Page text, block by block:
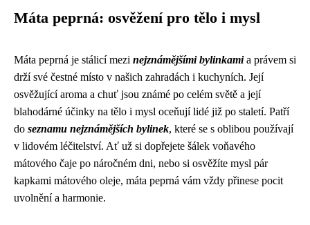
Máta peprná: osvěžení pro tělo i mysl
Máta peprná je stálicí mezi nejznámějšími bylinkamia právem si
drží své čestné místo v našich zahradách i kuchyních. Její
osvěžující aroma a chuť jsou známé po celém světě a její
blahodárné účinky na tělo i mysl oceňují lidé již po staletí. Patří
do seznamu nejznámějších bylinek, které se s oblibou používají
v lidovém léčitelství. Ať už si dopřejete šálek voňavého
mátového čaje po náročném dni, nebo si osvěžíte mysl pár
kapkami mátového oleje, máta peprná vám vždy přinese pocit
uvolnění a harmonie.